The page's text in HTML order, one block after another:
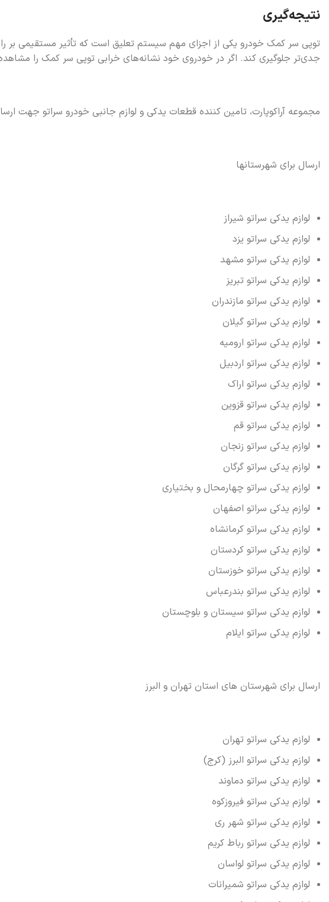
نتیجه‌گیری
توپی سر کمک خودرو یکی از اجزای مهم سیستم تعلیق است که تأثیر مستقیمی بر
جدی‌تر جلوگیری کند. اگر در خودروی خود نشانه‌های خرابی توپی سر کمک را
مجموعه آراکوپارت، تامین کننده قطعات یدکی و لوازم جانبی خودرو سراتو جهت
ارسال برای شهرستانها
لوازم یدکی سراتو شیراز
لوازم یدکی سراتو یزد
لوازم یدکی سراتو مشهد
لوازم یدکی سراتو تبریز
لوازم یدکی سراتو مازندران
لوازم یدکی سراتو گیلان
لوازم یدکی سراتو ارومیه
لوازم یدکی سراتو اردبیل
لوازم یدکی سراتو اراک
لوازم یدکی سراتو قزوین
لوازم یدکی سراتو قم
لوازم یدکی سراتو زنجان
لوازم یدکی سراتو گرگان
لوازم یدکی سراتو چهارمحال و بختیاری
لوازم یدکی سراتو اصفهان
لوازم یدکی سراتو کرمانشاه
لوازم یدکی سراتو کردستان
لوازم یدکی سراتو خوزستان
لوازم یدکی سراتو بندرعباس
لوازم یدکی سراتو سیستان و بلوچستان
لوازم یدکی سراتو ایلام
ارسال برای شهرستان های استان تهران و البرز
لوازم یدکی سراتو تهران
لوازم یدکی سراتو البرز (کرج)
لوازم یدکی سراتو دماوند
لوازم یدکی سراتو فیروزکوه
لوازم یدکی سراتو شهر ری
لوازم یدکی سراتو رباط کریم
لوازم یدکی سراتو لواسان
لوازم یدکی سراتو شمیرانات